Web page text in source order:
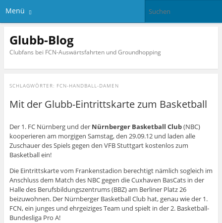
Menü
Glubb-Blog
Clubfans bei FCN-Auswärtsfahrten und Groundhopping
SCHLAGWÖRTER: FCN-HANDBALL-DAMEN
Mit der Glubb-Eintrittskarte zum Basketball
Der 1. FC Nürnberg und der Nürnberger Basketball Club(NBC)
kooperieren am morgigen Samstag, den 29.09.12 und laden alle
Zuschauer des Spiels gegen den VFB Stuttgart kostenlos zum
Basketball ein!
Die Eintrittskarte vom Frankenstadion berechtigt nämlich sogleich im
Anschluss dem Match des NBC gegen die Cuxhaven BasCats in der
Halle des Berufsbildungszentrums (BBZ) am Berliner Platz 26
beizuwohnen. Der Nürnberger Basketball Club hat, genau wie der 1.
FCN, ein junges und ehrgeiziges Team und spielt in der 2. Basketball-
Bundesliga Pro A!